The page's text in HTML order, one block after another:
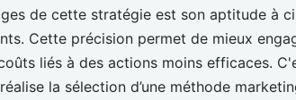
de cette stratégie est son aptitude à
Cette précision permet de mieux
liés à des actions moins efficaces.
la sélection d’une méthode